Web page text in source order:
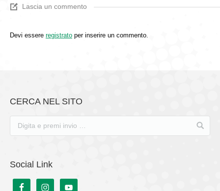
Lascia un commento
Devi essere registrato per inserire un commento.
CERCA NEL SITO
Social Link